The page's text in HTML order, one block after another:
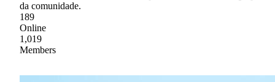
da comunidade.
189
Online
1,019
Members